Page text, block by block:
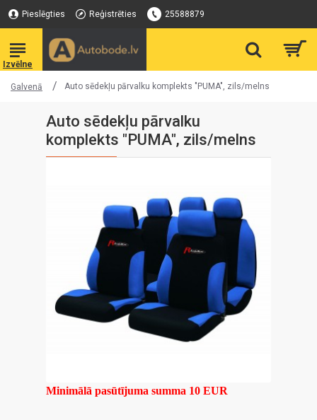
Pieslēgties Reģistrēties 25588879
Galvenā Auto sēdekļu pārvalku komplekts "PUMA", zils/melns
Auto sēdekļu pārvalku
komplekts "PUMA", zils/melns
Minimālā pasūtījuma summa 10 EUR